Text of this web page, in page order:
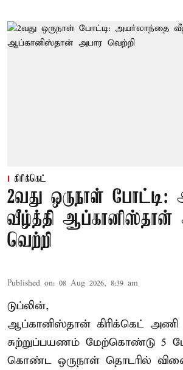
கிரிக்கெட்
2வது ஒருநாள் போட்டி:
வீழ்த்தி ஆப்கானிஸ்தான்
வெற்றி
Published on: 08 Aug 2026, 8:39 am
டுப்லின்,
ஆப்கானிஸ்தான் கிரிக்கெட் அணி
சுற்றுப்பயணம் மேற்கொண்டு 5
கொண்ட ஒருநாள் தொடரில்